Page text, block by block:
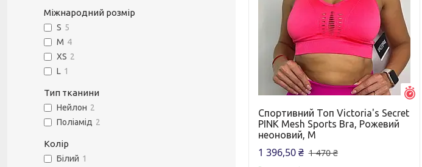
Спортивний Топ Victoria's Secret
PINK Mesh Sports Bra, Рожевий
неоновий, М
1 396,50 ₴ 1 470 ₴
Міжнародний розмір
S 5
M 4
XS 2
L 1
Тип тканини
Нейлон 2
Поліамід 2
Колір
Білий 1